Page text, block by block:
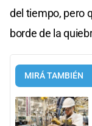
del tiempo, pero
borde de la
MIRÁ TAMBIÉN